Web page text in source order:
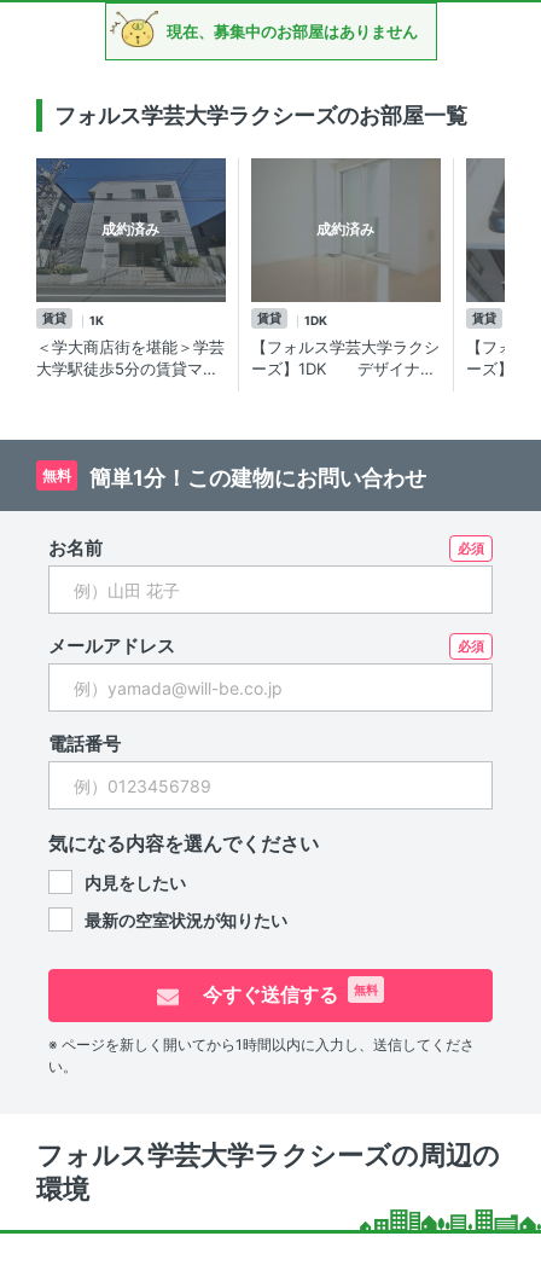
現在、募集中のお部屋はありません
フォルス学芸大学ラクシーズのお部屋一覧
成約済み
賃貸 1K
＜学大商店街を堪能＞学芸
大学駅徒歩5分の賃貸マン
成約済み
賃貸 1DK
【フォルス学芸大学ラクシ
ーズ】1DK デザイナー
賃貸
【フォル
ーズ】
無料 簡単1分！この建物にお問い合わせ
お名前
メールアドレス
電話番号
気になる内容を選んでください
内見をしたい
最新の空室状況が知りたい
今すぐ送信する 無料
※ ページを新しく開いてから1時間以内に入力し、送信してくださ
い。
フォルス学芸大学ラクシーズの周辺の
環境